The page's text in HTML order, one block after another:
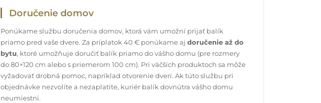
Doručenie domov
Ponúkame službu doručenia domov, ktorá vám umožní prijať balík
priamo pred vaše dvere. Za príplatok 40 € ponúkame aj doručenie až do
bytu, ktoré umožňuje doručiť balík priamo do vášho domu (pre rozmery
do 80×120 cm alebo s priemerom 100 cm). Pri väčších produktoch sa môže
vyžadovať drobná pomoc, napríklad otvorenie dverí. Ak túto službu pri
objednávke nezvolíte a nezaplatíte, kuriér balík dovnútra vášho domu
neumiestni.